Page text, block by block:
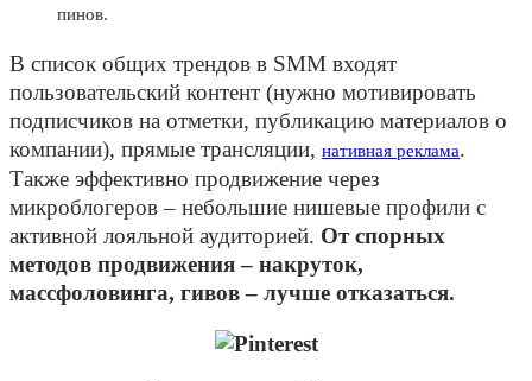
пинов.
В список общих трендов в SMM входят
пользовательский контент (нужно мотивировать
подписчиков на отметки, публикацию материалов о
компании), прямые трансляции, нативная реклама.
Также эффективно продвижение через
микроблогеров – небольшие нишевые профили с
активной лояльной аудиторией. От спорных
методов продвижения – накруток,
массфоловинга, гивов – лучше отказаться.